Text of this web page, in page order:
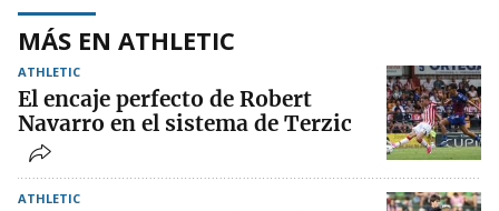
MÁS EN ATHLETIC
ATHLETIC
El encaje perfecto de Robert
Navarro en el sistema de Terzic
ATHLETIC